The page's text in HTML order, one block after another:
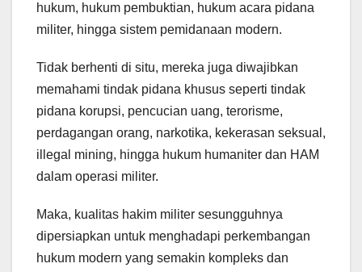
hukum, hukum pembuktian, hukum acara pidana
militer, hingga sistem pemidanaan modern.
Tidak berhenti di situ, mereka juga diwajibkan
memahami tindak pidana khusus seperti tindak
pidana korupsi, pencucian uang, terorisme,
perdagangan orang, narkotika, kekerasan seksual,
illegal mining, hingga hukum humaniter dan HAM
dalam operasi militer.
Maka, kualitas hakim militer sesungguhnya
dipersiapkan untuk menghadapi perkembangan
hukum modern yang semakin kompleks dan